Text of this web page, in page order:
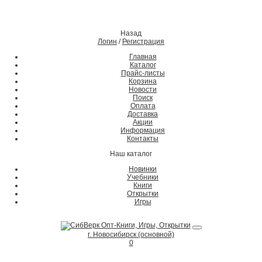
Назад
Логин / Регистрация
Главная
Каталог
Прайс-листы
Корзина
Новости
Поиск
Оплата
Доставка
Акции
Информация
Контакты
Наш каталог
Новинки
Учебники
Книги
Открытки
Игры
г. Новосибирск (основной)
0